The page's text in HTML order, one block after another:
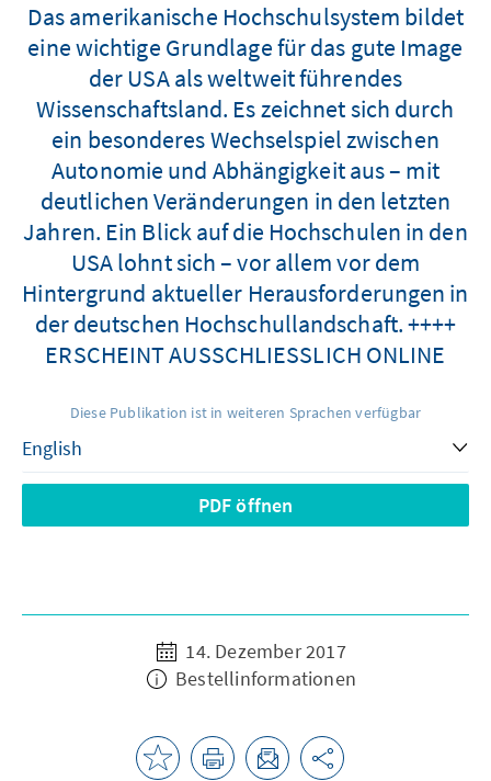
Das amerikanische Hochschulsystem bildet
eine wichtige Grundlage für das gute Image
der USA als weltweit führendes
Wissenschaftsland. Es zeichnet sich durch
ein besonderes Wechselspiel zwischen
Autonomie und Abhängigkeit aus – mit
deutlichen Veränderungen in den letzten
Jahren. Ein Blick auf die Hochschulen in den
USA lohnt sich – vor allem vor dem
Hintergrund aktueller Herausforderungen in
der deutschen Hochschullandschaft. ++++
ERSCHEINT AUSSCHLIESSLICH ONLINE
Diese Publikation ist in weiteren Sprachen verfügbar
PDF öffnen
14. Dezember 2017
Bestellinformationen